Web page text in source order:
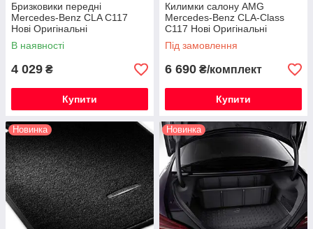
Бризковики передні
Mercedes-Benz CLA C117
Нові Оригінальні
В наявності
4 029 ₴
Купити
Килимки салону AMG
Mercedes-Benz CLA-Class
C117 Нові Оригінальні
Під замовлення
6 690 ₴/комплект
Купити
Новинка Новинка